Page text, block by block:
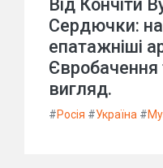
Від Кончіти
Сердючки:
епатажніші
Євробачення
вигляд.
#Росія #Україна #